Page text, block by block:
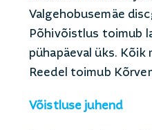
Valgehobusemäe
Põhivõistlus toimub
pühapäeval üks. Kõik
Reedel toimub
Võistluse juhend